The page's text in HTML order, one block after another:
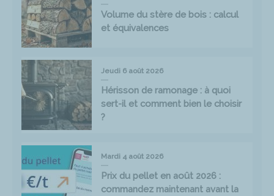
Volume du stère de bois : calcul
et équivalences
Jeudi 6 août 2026
Hérisson de ramonage : à quoi
sert-il et comment bien le choisir
?
Mardi 4 août 2026
Prix du pellet en août 2026 :
commandez maintenant avant la